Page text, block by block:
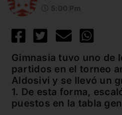
Gimnasia tuvo uno de
partidos en el torneo
Aldosivi y se llevó un
1. De esta forma,
puestos en la tabla